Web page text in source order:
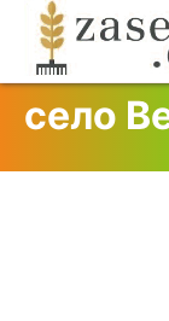
content
село